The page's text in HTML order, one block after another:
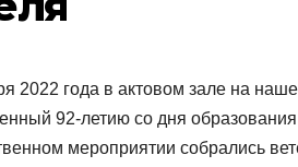
2022 года в актовом зале на
92-летию со дня
мероприятии собрались